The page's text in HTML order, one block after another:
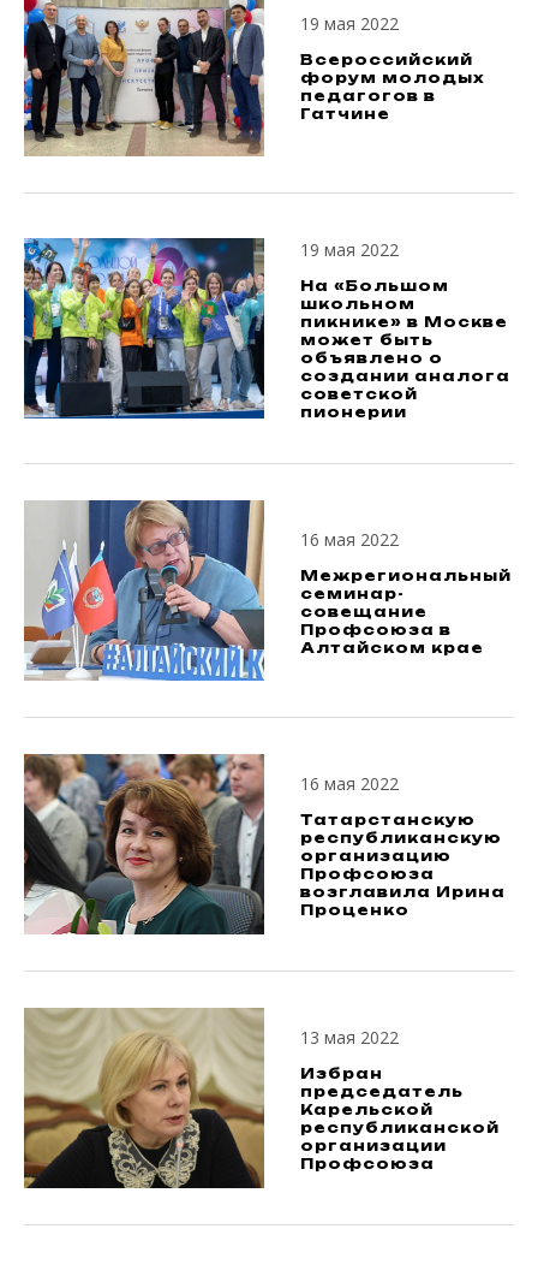
19 мая 2022
Всероссийский
форум молодых
педагогов в
Гатчине
19 мая 2022
На «Большом
школьном
пикнике» в Москве
может быть
объявлено о
создании аналога
советской
пионерии
16 мая 2022
Межрегиональный
семинар-
совещание
Профсоюза в
Алтайском крае
16 мая 2022
Татарстанскую
республиканскую
организацию
Профсоюза
возглавила Ирина
Проценко
13 мая 2022
Избран
председатель
Карельской
республиканской
организации
Профсоюза